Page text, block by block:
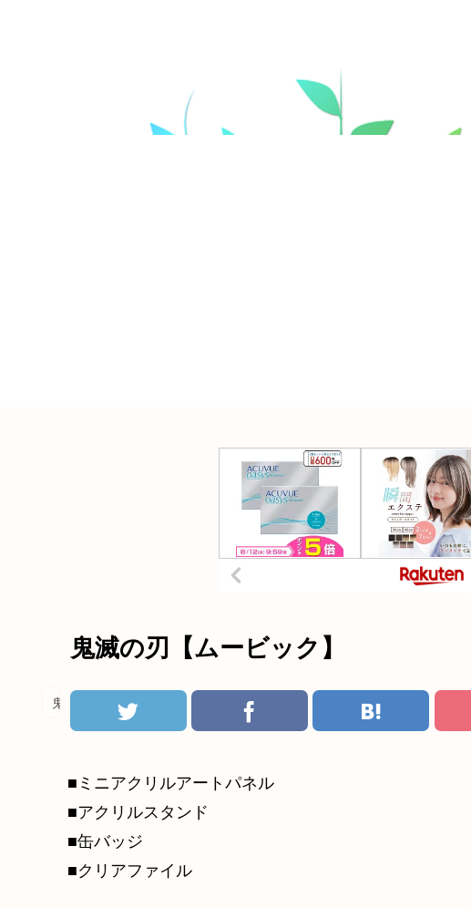
鬼滅の刃【ムービック】
鬼滅の刃
■ミニアクリルアートパネル
■アクリルスタンド
■缶バッジ
■クリアファイル